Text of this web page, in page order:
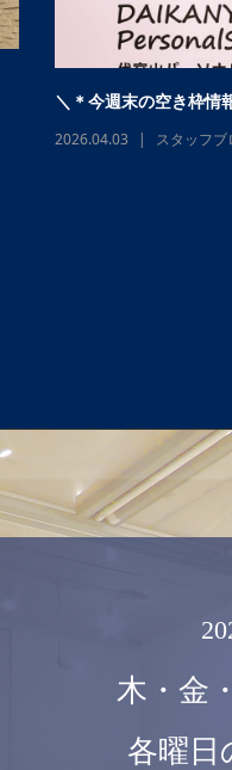
〜夏季休館日のお知ら
2026.08.04 スタッフブ
木・金
各曜日